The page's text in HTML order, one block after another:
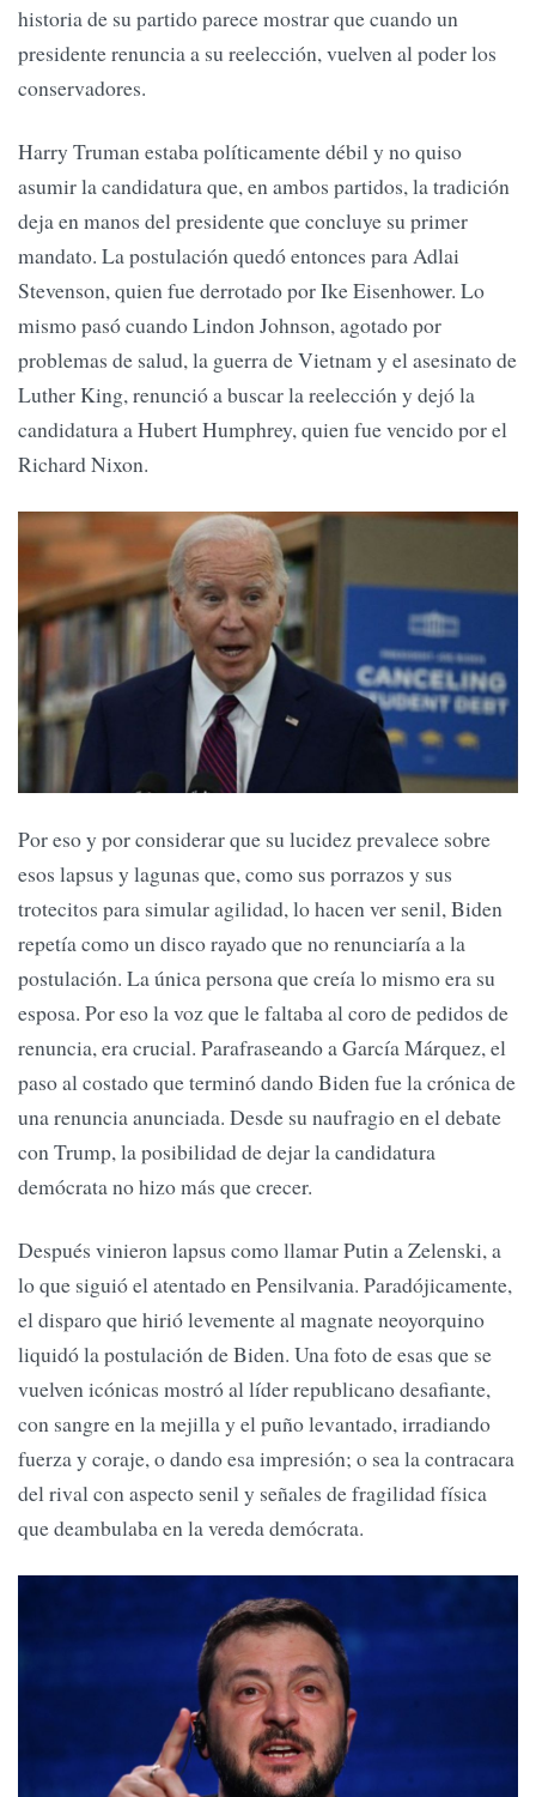
historia de su partido parece mostrar que cuando un
presidente renuncia a su reelección, vuelven al poder los
conservadores.
Harry Truman estaba políticamente débil y no quiso
asumir la candidatura que, en ambos partidos, la tradición
deja en manos del presidente que concluye su primer
mandato. La postulación quedó entonces para Adlai
Stevenson, quien fue derrotado por Ike Eisenhower. Lo
mismo pasó cuando Lindon Johnson, agotado por
problemas de salud, la guerra de Vietnam y el asesinato de
Luther King, renunció a buscar la reelección y dejó la
candidatura a Hubert Humphrey, quien fue vencido por el
Richard Nixon.
Por eso y por considerar que su lucidez prevalece sobre
esos lapsus y lagunas que, como sus porrazos y sus
trotecitos para simular agilidad, lo hacen ver senil, Biden
repetía como un disco rayado que no renunciaría a la
postulación. La única persona que creía lo mismo era su
esposa. Por eso la voz que le faltaba al coro de pedidos de
renuncia, era crucial. Parafraseando a García Márquez, el
paso al costado que terminó dando Biden fue la crónica de
una renuncia anunciada. Desde su naufragio en el debate
con Trump, la posibilidad de dejar la candidatura
demócrata no hizo más que crecer.
Después vinieron lapsus como llamar Putin a Zelenski, a
lo que siguió el atentado en Pensilvania. Paradójicamente,
el disparo que hirió levemente al magnate neoyorquino
liquidó la postulación de Biden. Una foto de esas que se
vuelven icónicas mostró al líder republicano desafiante,
con sangre en la mejilla y el puño levantado, irradiando
fuerza y coraje, o dando esa impresión; o sea la contracara
del rival con aspecto senil y señales de fragilidad física
que deambulaba en la vereda demócrata.